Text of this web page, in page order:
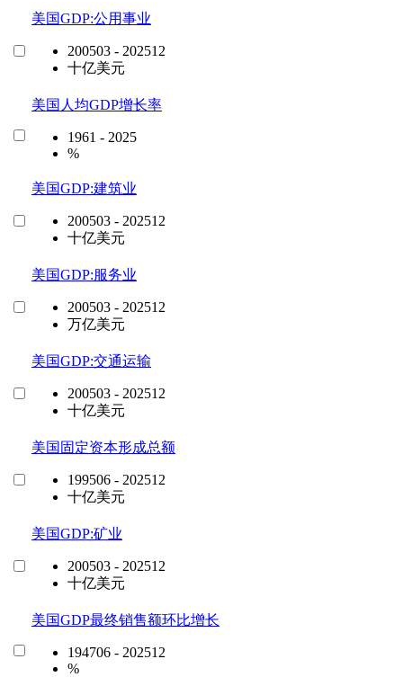
美国GDP:公用事业
200503 - 202512
十亿美元
美国人均GDP增长率
1961 - 2025
%
美国GDP:建筑业
200503 - 202512
十亿美元
美国GDP:服务业
200503 - 202512
万亿美元
美国GDP:交通运输
200503 - 202512
十亿美元
美国固定资本形成总额
199506 - 202512
十亿美元
美国GDP:矿业
200503 - 202512
十亿美元
美国GDP最终销售额环比增长
194706 - 202512
%